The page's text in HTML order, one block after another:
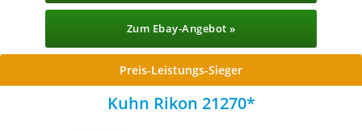
Zum Ebay-Angebot »
Preis-Leistungs-Sieger
Kuhn Rikon 21270